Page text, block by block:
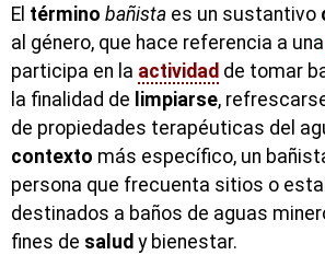
El término bañista es un sustantivo
al género, que hace referencia a una
participa en la actividad de tomar
la finalidad de limpiarse,
de propiedades terapéuticas del
contexto más específico, un
persona que frecuenta sitios o
destinados a baños de aguas
fines de salud y bienestar.